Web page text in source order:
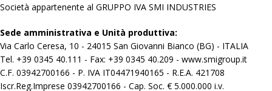
Società appartenente al GRUPPO IVA SMI INDUSTRIES
Sede amministrativa e Unità produttiva:
Via Carlo Ceresa, 10 - 24015 San Giovanni Bianco (BG) - ITALIA
Tel. +39 0345 40.111 - Fax: +39 0345 40.209 - www.smigroup.it
C.F. 03942700166 - P. IVA IT04471940165 - R.E.A. 421708
Iscr.Reg.Imprese 03942700166 - Cap. Soc. € 5.000.000 i.v.